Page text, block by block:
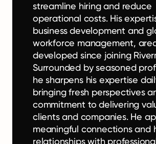
streamline hiring and reduce
operational costs. His
business development and
workforce management,
developed since joining
Surrounded by seasoned
he sharpens his expertise
bringing fresh perspectives
commitment to delivering
clients and companies. He
meaningful connections and
relationships with